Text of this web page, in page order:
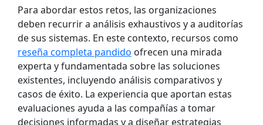
Para abordar estos retos, las organizaciones
deben recurrir a análisis exhaustivos y a auditorías
de sus sistemas. En este contexto, recursos como
reseña completa pandido ofrecen una mirada
experta y fundamentada sobre las soluciones
existentes, incluyendo análisis comparativos y
casos de éxito. La experiencia que aportan estas
evaluaciones ayuda a las compañías a tomar
decisiones informadas y a diseñar estrategias